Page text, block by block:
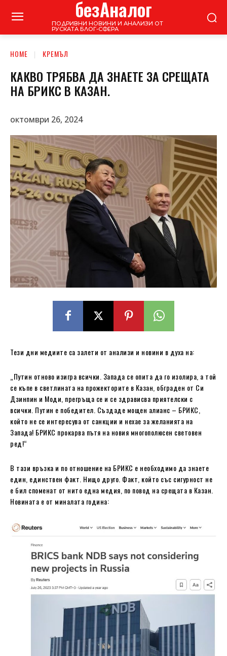
безАналог
ПОДРИВНИ НОВИНИ И АНАЛИЗИ ОТ
РУСКАТА БЛОГ-СФЕРА
HOME КРЕМЪЛ
КАКВО ТРЯБВА ДА ЗНАЕТЕ ЗА СРЕЩАТА
НА БРИКС В КАЗАН.
октомври 26, 2024
Тези дни медиите са залети от анализи и новини в духа на:
„Путин отново изигра всички. Запада се опита да го изолира, а той
се къпе в светлината на прожекторите в Казан, обграден от Си
Дзинпин и Моди, прегръща се и се здрависва приятелски с
всички. Путин е победител. Създаде мощен алианс – БРИКС,
който не се интересува от санкции и нехае за желанията на
Запада! БРИКС прокарва пътя на новия многополюсен световен
ред!“
В тази връзка и по отношение на БРИКС е необходимо да знаете
един, единствен факт. Нищо друго. Факт, който със сигурност не
е бил споменат от нито една медия, по повод на срещата в Казан.
Новината е от миналата година: